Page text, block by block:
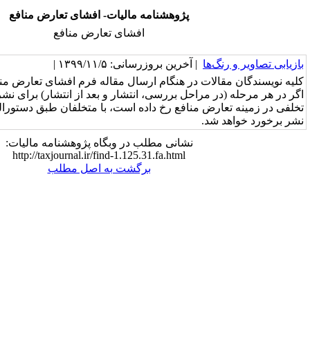
پژوهشنامه مالیات- افشای تعارض منافع
آخرین بروزرسانی: ۱۳۹۹/۱۱/۵ |
در هنگام ارسال مقاله فرم افشای تعارض منافع را تکمیل می‌نمایند.
بررسی، انتشار و بعد از انتشار) برای نشریه محرز شود که
رخ داده است، با متخلفان طبق دستورالعمل‌های کمیته اخلاق
نشانی مطلب در وبگاه پژوهشنامه مالیات:
http://taxjournal.ir/find-1.125.31.fa.html